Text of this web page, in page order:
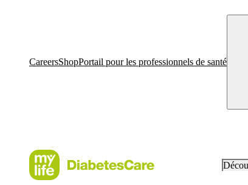
CareersShopPortail pour les professionnels de santé